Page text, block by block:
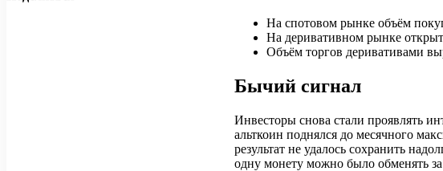
На спотовом рынке объём
На деривативном рынке
Объём торгов деривативами
Бычий сигнал
Инвесторы снова стали проявлять
альткоин поднялся до месячного
результат не удалось сохранить
одну монету можно было обменять